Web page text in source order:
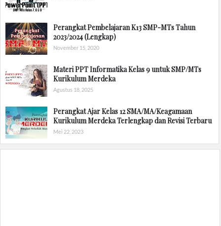
Perangkat Pembelajaran K13 SMP-MTs Tahun
2023/2024 (Lengkap)
November 15, 2020
Materi PPT Informatika Kelas 9 untuk SMP/MTs
Kurikulum Merdeka
Agustus 18, 2025
Perangkat Ajar Kelas 12 SMA/MA/Keagamaan
Kurikulum Merdeka Terlengkap dan Revisi Terbaru
Mei 22, 2023